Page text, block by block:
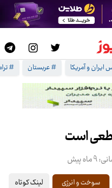
و آمریکا # عربستان #
است
ماه پیش
سوخت و انرژی لینک کوتاه